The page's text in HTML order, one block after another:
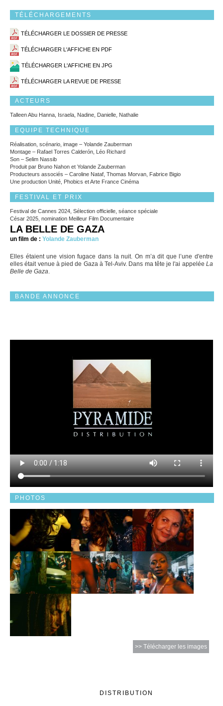
TÉLÉCHARGEMENTS
TÉLÉCHARGER LE DOSSIER DE PRESSE
TÉLÉCHARGER L'AFFICHE EN PDF
TÉLÉCHARGER L'AFFICHE EN JPG
TÉLÉCHARGER LA REVUE DE PRESSE
ACTEURS
Talleen Abu Hanna, Israela, Nadine, Danielle, Nathalie
EQUIPE TECHNIQUE
Réalisation, scénario, image – Yolande Zauberman
Montage – Rafael Torres Calderón, Léo Richard
Son – Selim Nassib
Produit par Bruno Nahon et Yolande Zauberman
Producteurs associés – Caroline Nataf, Thomas Morvan, Fabrice Bigio
Une production Unité, Phobics et Arte France Cinéma
FESTIVAL ET PRIX
Festival de Cannes 2024, Sélection officielle, séance spéciale
César 2025, nomination Meilleur Film Documentaire
LA BELLE DE GAZA
un film de : Yolande Zauberman
Elles étaient une vision fugace dans la nuit. On m’a dit que l’une d'entre
elles était venue à pied de Gaza à Tel-Aviv. Dans ma tête je l'ai appelée La
Belle de Gaza.
BANDE ANNONCE
PHOTOS
>> Télécharger les images
DISTRIBUTION